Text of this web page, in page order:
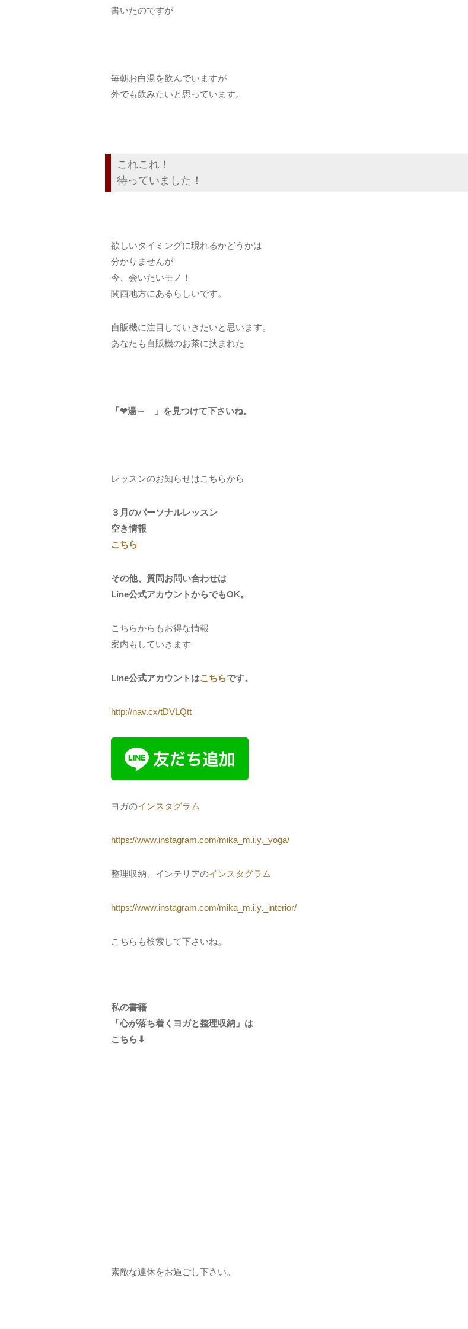
書いたのですが
毎朝お白湯を飲んでいますが
外でも飲みたいと思っています。
これこれ！
待っていました！
欲しいタイミングに現れるかどうかは
分かりませんが
今、会いたいモノ！
関西地方にあるらしいです。
自販機に注目していきたいと思います。
あなたも自販機のお茶に挟まれた
「❤湯～ 」を見つけて下さいね。
レッスンのお知らせはこちらから
３月のパーソナルレッスン
空き情報
こちら
その他、質問お問い合わせは
Line公式アカウントからでもOK。
こちらからもお得な情報
案内もしていきます
Line公式アカウントはこちらです。
http://nav.cx/tDVLQtt
ヨガのインスタグラム
https://www.instagram.com/mika_m.i.y._yoga/
整理収納、インテリアのインスタグラム
https://www.instagram.com/mika_m.i.y._interior/
こちらも検索して下さいね。
私の書籍
「心が落ち着くヨガと整理収納」は
こちら⬇
素敵な連休をお過ごし下さい。